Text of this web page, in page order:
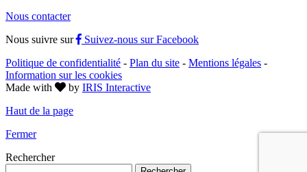
Nous contacter
Nous suivre sur
Suivez-nous sur Facebook
Politique de confidentialité - Plan du site - Mentions légales -
Information sur les cookies
Made with
by IRIS Interactive
Haut de la page
Fermer
Rechercher